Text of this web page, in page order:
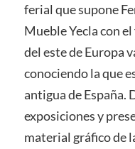
ferial que supone
Mueble Yecla con
del este de Europa
conociendo la que
antigua de España.
exposiciones y
material gráfico de